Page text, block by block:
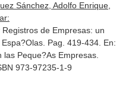
Sánchez, Adolfo Enrique,
de Empresas: un
Pag. 419-434. En:
las Peque?As Empresas.
973-97235-1-9